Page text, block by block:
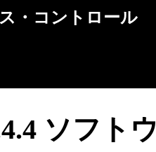
・コントロール
ソフトウ